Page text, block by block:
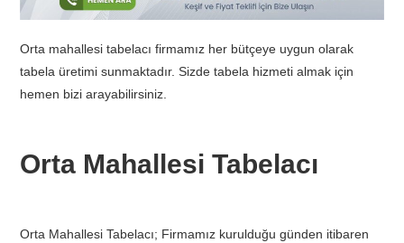
Orta mahallesi tabelacı firmamız her bütçeye uygun olarak
tabela üretimi sunmaktadır. Sizde tabela hizmeti almak için
hemen bizi arayabilirsiniz.
Orta Mahallesi Tabelacı
Orta Mahallesi Tabelacı; Firmamız kurulduğu günden itibaren